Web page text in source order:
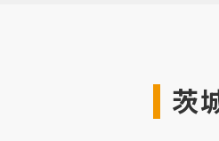
茨